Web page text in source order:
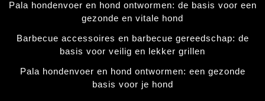
Pala hondenvoer en hond ontwormen: de basis voor een
gezonde en vitale hond
Barbecue accessoires en barbecue gereedschap: de
basis voor veilig en lekker grillen
Pala hondenvoer en hond ontwormen: een gezonde
basis voor je hond